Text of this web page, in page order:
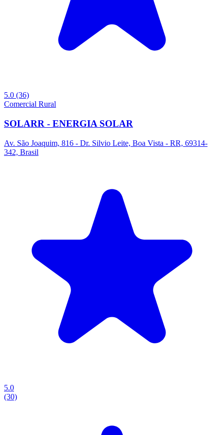
5.0 (36)
Comercial Rural
SOLARR - ENERGIA SOLAR
Av. São Joaquim, 816 - Dr. Silvio Leite, Boa Vista - RR, 69314-
342, Brasil
5.0
(30)